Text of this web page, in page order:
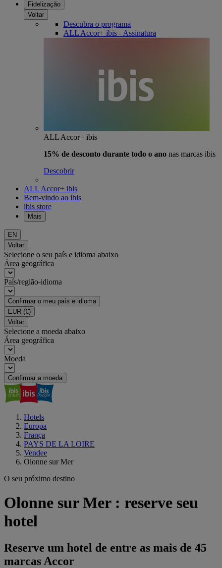
Fidelização
Voltar
Descubra o programa
ALL Accor+ ibis - Assinatura
ALL Accor+ ibis
15% de desconto durante todo o ano nas marcas ibis
Descobrir
ALL Accor+ ibis
Bem-vindo ao ibis
ibis store
Mais
EN
Voltar
Selecione o seu país e idioma abaixo
Área geográfica
País/região-idioma
Confirmar o meu país e idioma
EUR (€)
Voltar
Selecione a moeda abaixo
Área geográfica
Moeda
Confirmar a moeda
Hotels
Europa
França
PAYS DE LA LOIRE
Vendee
Olonne sur Mer
O seu próximo destino
Olonne sur Mer : reserve seu
hotel
Reserve um hotel de entre as mais de 45
marcas Accor